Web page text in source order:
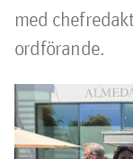
med
ordförande.